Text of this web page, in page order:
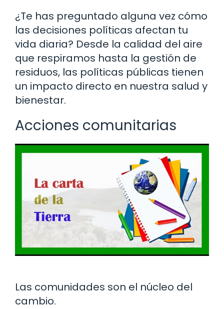
¿Te has preguntado alguna vez cómo
las decisiones políticas afectan tu
vida diaria? Desde la calidad del aire
que respiramos hasta la gestión de
residuos, las políticas públicas tienen
un impacto directo en nuestra salud y
bienestar.
Acciones comunitarias
Las comunidades son el núcleo del
cambio.